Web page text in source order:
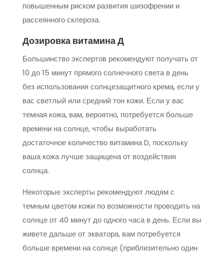
повышенным риском развития шизофрении и
рассеянного склероза.
Дозировка витамина Д
Большинство экспертов рекомендуют получать от
10 до 15 минут прямого солнечного света в день
без использования солнцезащитного крема, если у
вас светлый или средний тон кожи. Если у вас
темная кожа, вам, вероятно, потребуется больше
времени на солнце, чтобы выработать
достаточное количество витамина D, поскольку
ваша кожа лучше защищена от воздействия
солнца.
Некоторые эксперты рекомендуют людям с
темным цветом кожи по возможности проводить на
солнце от 40 минут до одного часа в день. Если вы
живете дальше от экватора, вам потребуется
больше времени на солнце (приблизительно один